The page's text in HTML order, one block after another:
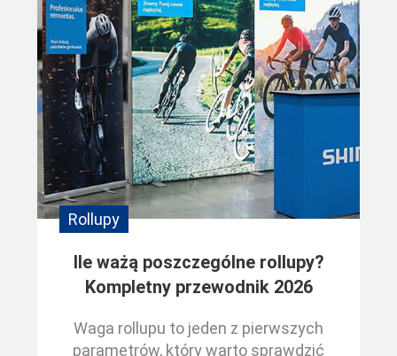
Rollupy
Ile ważą poszczególne rollupy?
Kompletny przewodnik 2026
Waga rollupu to jeden z pierwszych
parametrów, który warto sprawdzić